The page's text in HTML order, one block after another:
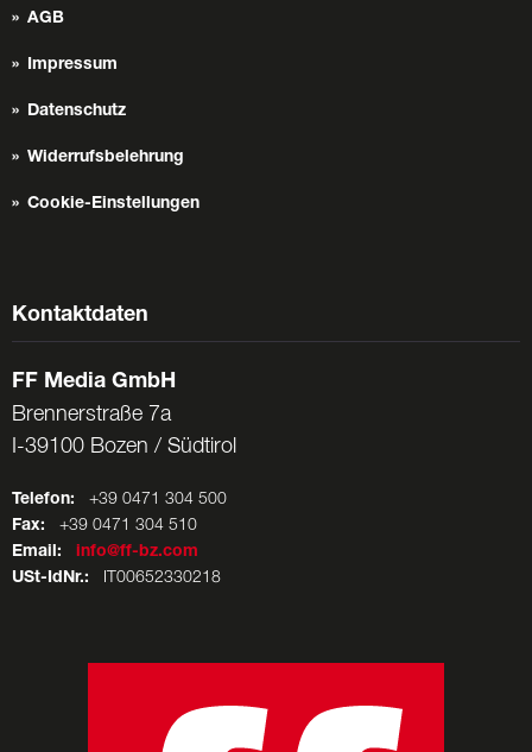
AGB
Impressum
Datenschutz
Widerrufsbelehrung
Cookie-Einstellungen
Kontaktdaten
FF Media GmbH
Brennerstraße 7a
I-39100 Bozen / Südtirol
Telefon: +39 0471 304 500
Fax: +39 0471 304 510
Email:
info@ff-bz.com
USt-IdNr.: IT00652330218